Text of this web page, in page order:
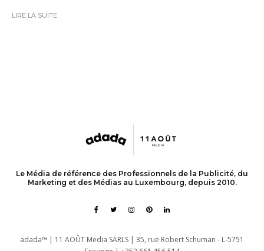
LIRE LA SUITE
Le Média de référence des Professionnels de la Publicité, du
Marketing et des Médias au Luxembourg, depuis 2010.
adada™ | 11 AOÛT Media SARLS | 35, rue Robert Schuman - L-5751